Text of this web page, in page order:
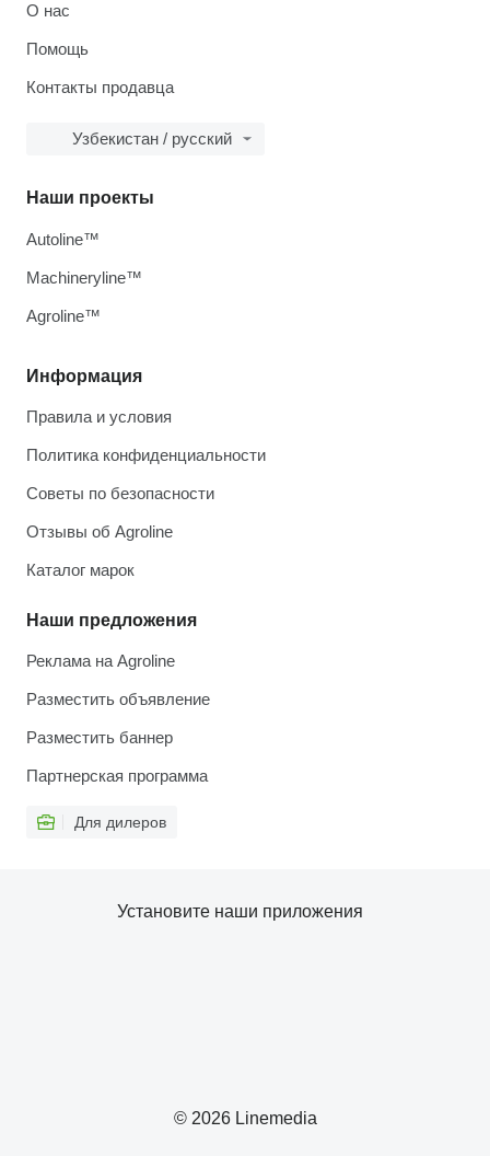
О нас
Помощь
Контакты продавца
Узбекистан / русский
Информация
Правила и условия
Политика конфиденциальности
Советы по безопасности
Отзывы об Agroline
Каталог марок
Наши предложения
Реклама на Agroline
Разместить объявление
Разместить баннер
Партнерская программа
Для дилеров
Наши проекты
Autoline™
Machineryline™
Agroline™
© 2026 Linemedia
Установите наши приложения